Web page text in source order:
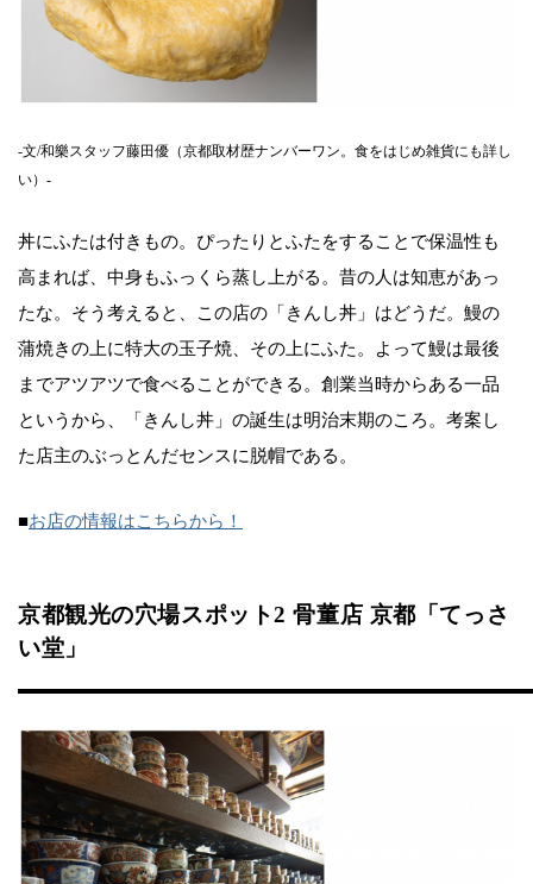
-文/和樂スタッフ藤田優（京都取材歴ナンバーワン。食をはじめ雑貨にも詳し
い）-
丼にふたは付きもの。ぴったりとふたをすることで保温性も
高まれば、中身もふっくら蒸し上がる。昔の人は知恵があっ
たな。そう考えると、この店の「きんし丼」はどうだ。鰻の
蒲焼きの上に特大の玉子焼、その上にふた。よって鰻は最後
までアツアツで食べることができる。創業当時からある一品
というから、「きんし丼」の誕生は明治末期のころ。考案し
た店主のぶっとんだセンスに脱帽である。
■お店の情報はこちらから！
京都観光の穴場スポット2 骨董店 京都「てっさ
い堂」